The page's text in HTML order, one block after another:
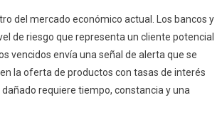
del mercado económico actual. Los bancos y
de riesgo que representa un cliente potencial
vencidos envía una señal de alerta que se
la oferta de productos con tasas de interés
requiere tiempo, constancia y una